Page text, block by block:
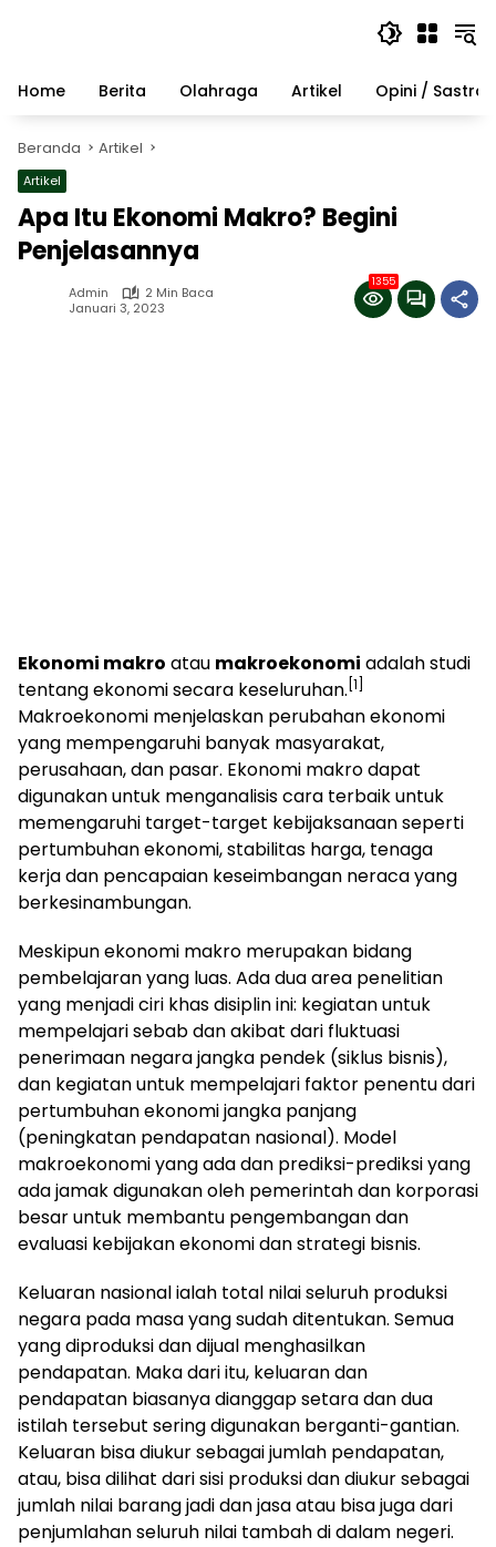
Home
Berita Olahraga Artikel Opini / Sastra
Beranda Artikel
Artikel
Apa Itu Ekonomi Makro? Begini
Penjelasannya
Admin
2 Min Baca
Januari 3, 2023
1355
Ekonomi makro atau makroekonomi adalah studi
tentang ekonomi secara keseluruhan. [1]
Makroekonomi menjelaskan perubahan ekonomi
yang mempengaruhi banyak masyarakat,
perusahaan, dan pasar. Ekonomi makro dapat
digunakan untuk menganalisis cara terbaik untuk
memengaruhi target-target kebijaksanaan seperti
pertumbuhan ekonomi, stabilitas harga, tenaga
kerja dan pencapaian keseimbangan neraca yang
berkesinambungan.
Meskipun ekonomi makro merupakan bidang
pembelajaran yang luas. Ada dua area penelitian
yang menjadi ciri khas disiplin ini: kegiatan untuk
mempelajari sebab dan akibat dari fluktuasi
penerimaan negara jangka pendek (siklus bisnis),
dan kegiatan untuk mempelajari faktor penentu dari
pertumbuhan ekonomi jangka panjang
(peningkatan pendapatan nasional). Model
makroekonomi yang ada dan prediksi-prediksi yang
ada jamak digunakan oleh pemerintah dan korporasi
besar untuk membantu pengembangan dan
evaluasi kebijakan ekonomi dan strategi bisnis.
Keluaran nasional ialah total nilai seluruh produksi
negara pada masa yang sudah ditentukan. Semua
yang diproduksi dan dijual menghasilkan
pendapatan. Maka dari itu, keluaran dan
pendapatan biasanya dianggap setara dan dua
istilah tersebut sering digunakan berganti-gantian.
Keluaran bisa diukur sebagai jumlah pendapatan,
atau, bisa dilihat dari sisi produksi dan diukur sebagai
jumlah nilai barang jadi dan jasa atau bisa juga dari
penjumlahan seluruh nilai tambah di dalam negeri.